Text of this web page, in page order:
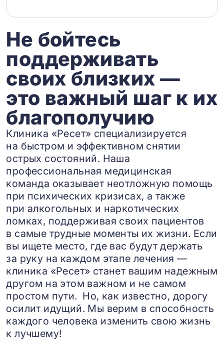
Не бойтесь
поддерживать
своих близких —
это важный шаг к их
благополучию
Клиника «Ресет» специализируется
на быстром и эффективном снятии
острых состояний. Наша
профессиональная медицинская
команда оказывает неотложную помощь
при психических кризисах, а также
при алкогольных и наркотических
ломках, поддерживая своих пациентов
в самые трудные моменты их жизни. Если
вы ищете место, где вас будут держать
за руку на каждом этапе лечения —
клиника «Ресет» станет вашим надежным
другом на этом важном и не самом
простом пути. Но, как известно, дорогу
осилит идущий. Мы верим в способность
каждого человека изменить свою жизнь
к лучшему!